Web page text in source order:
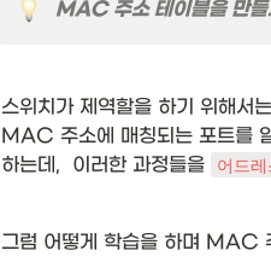
MAC 주소 테이블을 만들
스위치가 제역할을 하기 위해서
MAC 주소에 매칭되는 포트를
하는데,  이러한 과정들을
어드
그럼 어떻게 학습을 하며 MAC